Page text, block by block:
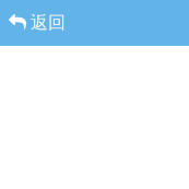
返回